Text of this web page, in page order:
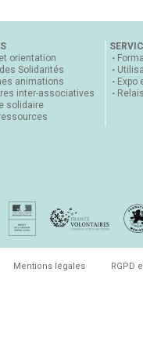
orientation
Solidarités
animations
inter-associatives
solidaire
Expo
Mentions légales RGPD